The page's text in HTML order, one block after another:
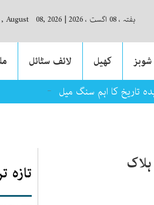
ہفتہ ، 08 اگست ، 2026 |
August 08, 2026
شوبز کھیل لائف سٹائل
تاریخ کا اہم سنگ میل ہے: بلاول بھٹو
تازہ